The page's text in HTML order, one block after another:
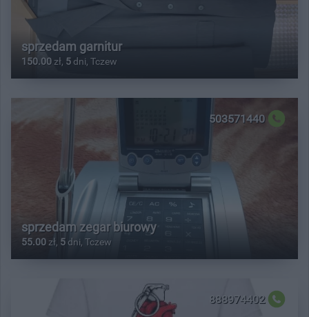
sprzedam garnitur
150.00 zł, 5 dni, Tczew
503571440
sprzedam zegar biurowy
55.00 zł, 5 dni, Tczew
888974402